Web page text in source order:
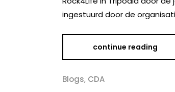
ingestuurd door de
continue reading
Blogs, CDA